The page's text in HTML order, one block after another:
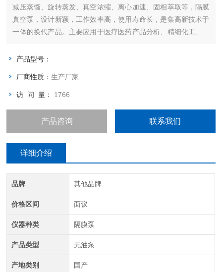
减压蒸馏、旋转蒸发、真空浓缩、离心加速、固相萃取等，隔膜
真空泵，设计新颖，工作效率高，使用寿命长，是集高新技术于
一体的换代产品。主要应用于医疗医药产品分析、精细化工、生
配套的产品，也是实验室常用的装备之一。
产品型号：
厂商性质：生产厂家
访 问 量： 1766
产品咨询 联系我们
详细介绍
品牌 其他品牌
价格区间 面议
仪器种类 隔膜泵
产品类型 无油泵
产地类别 国产